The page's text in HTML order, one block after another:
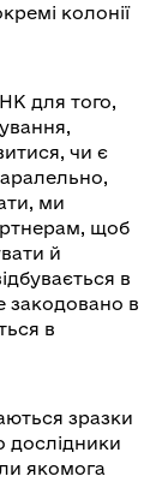
колонії
для того,
чи є
ми
щоб
й
в
закодовано в
в
зразки
дослідники
якомога